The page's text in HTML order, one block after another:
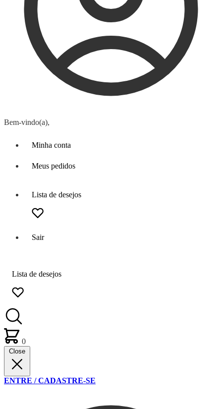
Bem-vindo(a),
Minha conta
Meus pedidos
Lista de desejos
Sair
Lista de desejos
0
Close
ENTRE / CADASTRE-SE